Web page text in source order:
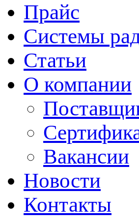
Прайс
Системы
Статьи
О компании
Вакансии
Новости
Контакты